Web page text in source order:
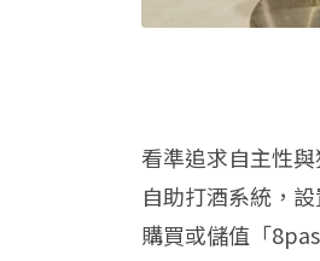
看準追求自主性
自助打酒系統，
購買或儲值「